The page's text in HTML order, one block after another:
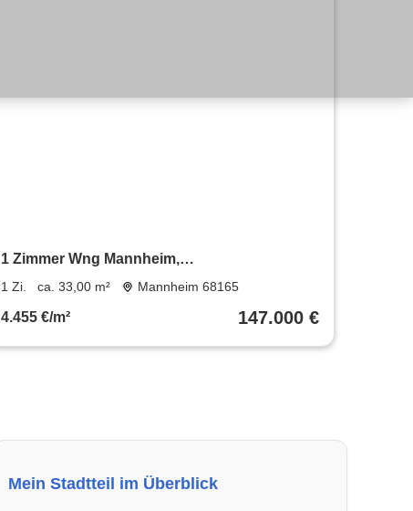
1 Zimmer Wng Mannheim,
SchwetzingerstadtOststadt
1 Zi. ca. 33,00 m² Mannheim 68165
4.455 €/m² 147.000 €
Mein Stadtteil im Überblick